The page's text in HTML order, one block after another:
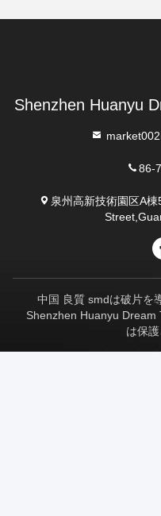
Shenzhen Huanyu
86-
泉州高新技術園区A
中国 良質 smdは破片を
Shenzhen Huanyu Dream
は保